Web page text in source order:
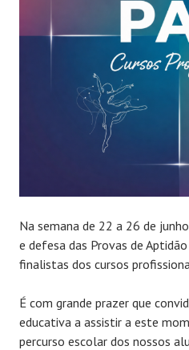
Na semana de 22 a 26 de
e defesa das Provas de
finalistas dos cursos
É com grande prazer que
educativa a assistir a este
percurso escolar dos nossos